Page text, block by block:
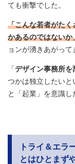
ても衝撃でした。
「こんな若者がた
かあるのではないか
ョンが湧きあがって
「デザイン事務所を
つかは独立したいと
と「起業」を意識し
トライ＆エラ
とはひとまず